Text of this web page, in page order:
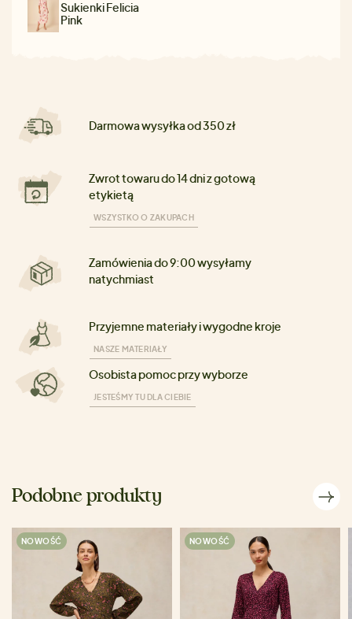
Sukienki Felicia
Pink
Darmowa wysyłka od 350 zł
Zwrot towaru do 14 dni z gotową
etykietą
WSZYSTKO O ZAKUPACH
Zamówienia do 9:00 wysyłamy
natychmiast
Przyjemne materiały i wygodne kroje
NASZE MATERIAŁY
Osobista pomoc przy wyborze
JESTEŚMY TU DLA CIEBIE
Podobne produkty
NOWOŚĆ NOWOŚĆ